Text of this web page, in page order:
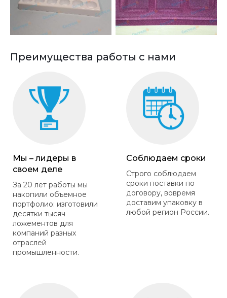
Преимущества работы с нами
Мы – лидеры в
своем деле
За 20 лет работы мы
накопили объемное
портфолио: изготовили
десятки тысяч
ложементов для
компаний разных
отраслей
промышленности.
Соблюдаем сроки
Строго соблюдаем
сроки поставки по
договору, вовремя
доставим упаковку в
любой регион России.